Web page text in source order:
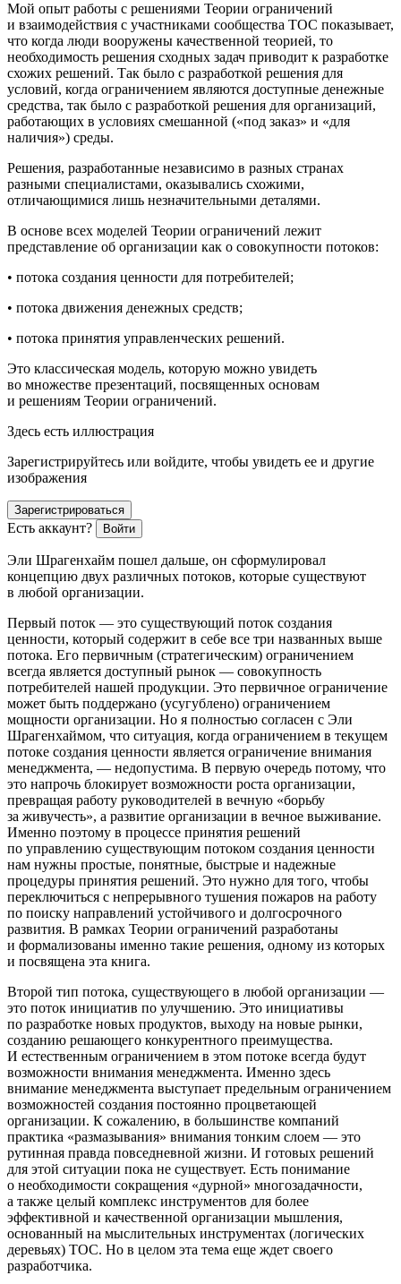
Мой опыт работы с решениями Теории ограничений
и взаимодействия с участниками сообщества ТОС показывает,
что когда люди вооружены качественной теорией, то
необходимость решения сходных задач приводит к разработке
схожих решений. Так было с разработкой решения для
условий, когда ограничением являются доступные денежные
средства, так было с разработкой решения для организаций,
работающих в условиях смешанной («под заказ» и «для
наличия») среды.
Решения, разработанные независимо в разных странах
разными специалистами, оказывались схожими,
отличающимися лишь незначительными деталями.
В основе всех моделей Теории ограничений лежит
представление об организации как о совокупности потоков:
• потока создания ценности для потребителей;
• потока движения денежных средств;
• потока принятия управленческих решений.
Это классическая модель, которую можно увидеть
во множестве презентаций, посвященных основам
и решениям Теории ограничений.
Здесь есть иллюстрация
Зарегистрируйтесь или войдите, чтобы увидеть ее и другие
изображения
Зарегистрироваться
Есть аккаунт? Войти
Эли Шрагенхайм пошел дальше, он сформулировал
концепцию двух различных потоков, которые существуют
в любой организации.
Первый поток — это существующий поток создания
ценности, который содержит в себе все три названных выше
потока. Его первичным (стратегическим) ограничением
всегда является доступный рынок — совокупность
потребителей нашей продукции. Это первичное ограничение
может быть поддержано (усугублено) ограничением
мощности организации. Но я полностью согласен с Эли
Шрагенхаймом, что ситуация, когда ограничением в текущем
потоке создания ценности является ограничение внимания
менеджмента, — недопустима. В первую очередь потому, что
это напрочь блокирует возможности роста организации,
превращая работу руководителей в вечную «борьбу
за живучесть», а развитие организации в вечное выживание.
Именно поэтому в процессе принятия решений
по управлению существующим потоком создания ценности
нам нужны простые, понятные, быстрые и надежные
процедуры принятия решений. Это нужно для того, чтобы
переключиться с непрерывного тушения пожаров на работу
по поиску направлений устойчивого и долгосрочного
развития. В рамках Теории ограничений разработаны
и формализованы именно такие решения, одному из которых
и посвящена эта книга.
Второй тип потока, существующего в любой организации —
это поток инициатив по улучшению. Это инициативы
по разработке новых продуктов, выходу на новые рынки,
созданию решающего конкурентного преимущества.
И естественным ограничением в этом потоке всегда будут
возможности внимания менеджмента. Именно здесь
внимание менеджмента выступает предельным ограничением
возможностей создания постоянно процветающей
организации. К сожалению, в большинстве компаний
практика «размазывания» внимания тонким слоем — это
рутинная правда повседневной жизни. И готовых решений
для этой ситуации пока не существует. Есть понимание
о необходимости сокращения «дурной» многозадачности,
а также целый комплекс инструментов для более
эффективной и качественной организации мышления,
основанный на мыслительных инструментах (логических
деревьях) ТОС. Но в целом эта тема еще ждет своего
разработчика.